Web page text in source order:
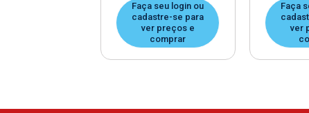
Faça seu login ou
cadastre-se para
ver preços e
comprar
Faça
ver